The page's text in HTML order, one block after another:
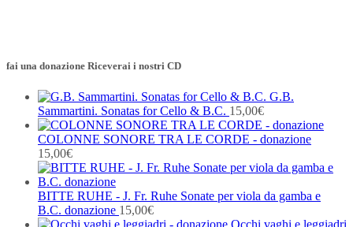
fai una donazione Riceverai i nostri CD
G.B.
Sammartini. Sonatas for Cello & B.C. 15,00€
COLONNE SONORE TRA LE CORDE - donazione
15,00€
BITTE RUHE - J. Fr. Ruhe Sonate per viola da gamba e
B.C. donazione 15,00€